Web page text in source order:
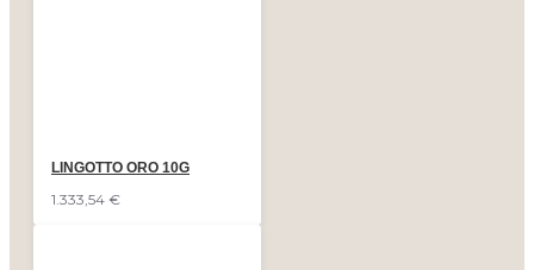
LINGOTTO ORO 10G
1.333,54 €